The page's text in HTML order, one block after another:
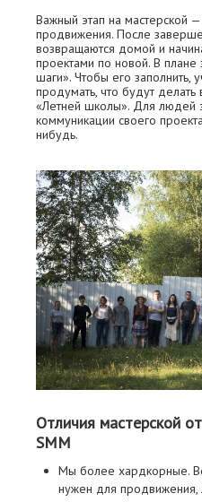
Важный этап на мастерской —
продвижения. После
возвращаются домой и
проектами по новой. В
шаги». Чтобы его заполнить,
продумать, что будут
«Летней школы». Для людей
коммуникации своего
нибудь.
Отличия мастерской
SMM
Мы более хардкорные.
нужен для продвижения,